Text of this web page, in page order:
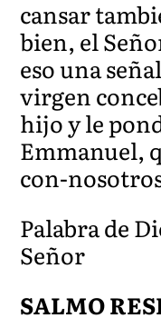
cansar
bien, el
eso una
virgen
hijo y le
Emmanuel,
con-
Palabra de
Señor
SALMO